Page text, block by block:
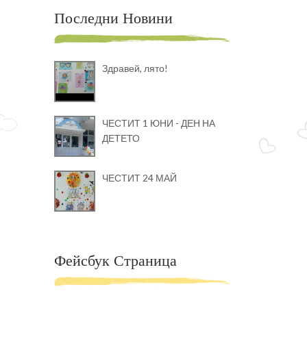
Последни Новини
Здравей, лято!
ЧЕСТИТ 1 ЮНИ - ДЕН НА
ДЕТЕТО
ЧЕСТИТ 24 МАЙ
Фейсбук Страница